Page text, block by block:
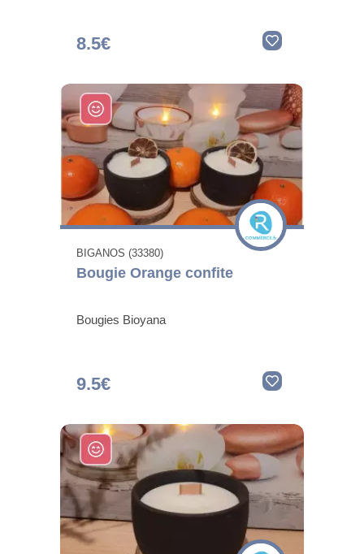
8.5€
BIGANOS (33380)
Bougie Orange confite
Bougies Bioyana
9.5€